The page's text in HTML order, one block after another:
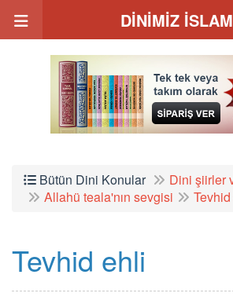
DİNİMİZ İSLAM
Bütün Dini Konular
Dini şiirler
Allahü teala'nın sevgisi
Tevhid ehli